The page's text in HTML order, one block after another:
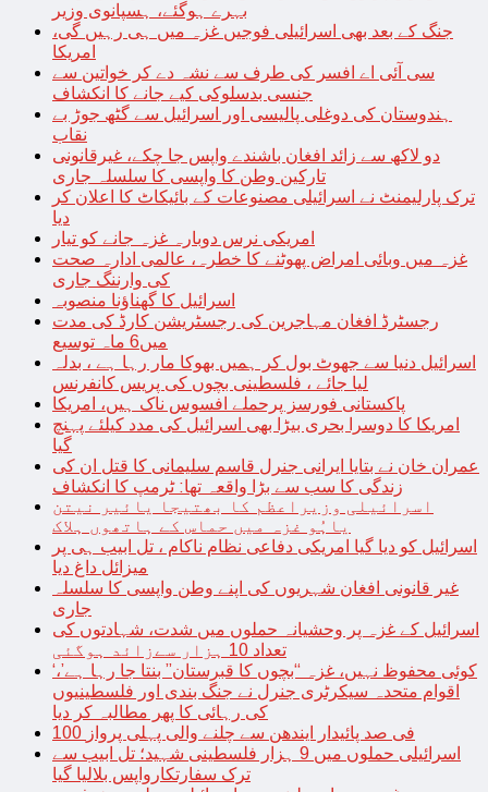
بہرے ہوگئے، ہسپانوی وزیر
جنگ کے بعد بھی اسرائیلی فوجیں غزہ میں ہی رہیں گی،
امریکا
سی آئی اے افسر کی طرف سے نشہ دے کر خواتین سے
جنسی بدسلوکی کیے جانے کا انکشاف
ہندوستان کی دوغلی پالیسی اور اسرائیل سے گٹھ جوڑ بے
نقاب
دو لاکھ سے زائد افغان باشندے واپس جا چکے، غیرقانونی
تارکین وطن کا واپسی کا سلسلہ جاری
ترک پارلیمنٹ نے اسرائیلی مصنوعات کے بائیکاٹ کا اعلان کر
دیا
امریکی نرس دوبارہ غزہ جانے کو تیار
غزہ میں وبائی امراض پھوٹنے کا خطرہ، عالمی ادارہ صحت
کی وارننگ جاری
اسرائیل کا گھناؤنا منصوبہ
رجسٹرڈ افغان مہاجرین کی رجسٹریشن کارڈ کی مدت
میں6 ماہ توسیع
اسرائیل دنیا سے جھوٹ بول کر ہمیں بھوکا مار رہا ہے ، بدلہ
لیا جائے ، فلسطینی بچوں کی پریس کانفرنس
پاکستانی فورسز پرحملے افسوس ناک ہیں، امریکا
امریکا کا دوسرا بحری بیڑا بھی اسرائیل کی مدد کیلئے پہنچ
گیا
عمران خان نے بتایا ایرانی جنرل قاسم سلیمانی کا قتل ان کی
زندگی کا سب سے بڑا واقعہ تھا: ٹرمپ کا انکشاف
اسرائیلی وزیراعظم کا بھتیجا یائیر نیتن
یاہُو غزہ میں حماس کے ہاتھوں ہلاک
اسرائیل کو دیا گیا امریکی دفاعی نظام ناکام ، تل ابیب ہی پر
میزائل داغ دیا
غیر قانونی افغان شہریوں کی اپنے وطن واپسی کا سلسلہ
جاری
اسرائیل کے غزہ پر وحشیانہ حملوں میں شدت، شہادتوں کی
تعداد 10 ہزار سےزائد ہوگئی
‘کوئی محفوظ نہیں، غزہ “بچوں کا قبرستان” بنتا جا رہا ہے’،
اقوام متحدہ سیکرٹری جنرل نے جنگ بندی اور فلسطینیوں
کی رہائی کا پھر مطالبہ کر دیا
100 فی صد پائیدار ایندھن سے چلنے والی پہلی پرواز
اسرائیلی حملوں میں 9 ہزار فلسطینی شہید؛ تل ابیب سے
ترک سفارتکارواپس بلالیا گیا